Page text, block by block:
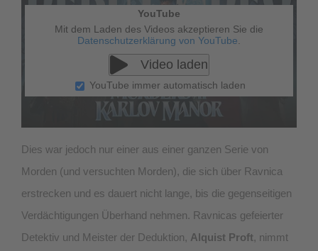
YouTube
Mit dem Laden des Videos akzeptieren Sie die
Datenschutzerklärung von YouTube.
Video laden
YouTube immer automatisch laden
Dies war jedoch nur einer aus einer ganzen Serie von
Morden (und versuchten Morden), die sich über Ravnica
erstrecken und es dauert nicht lange, bis die gegenseitigen
Verdächtigungen Überhand nehmen. Ravnicas gefeierter
Detektiv und Meister der Deduktion, Alquist Proft, nimmt